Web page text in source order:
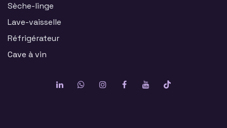
Sèche-linge
Lave-vaisselle
Réfrigérateur
Cave à vin